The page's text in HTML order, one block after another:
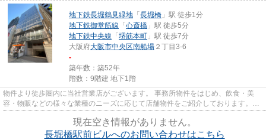
地下鉄長堀鶴見緑地 「長堀橋 」駅 徒歩1分
地下鉄御堂筋線 「心斎橋 」駅 徒歩5分
地下鉄中央線 「堺筋本町 」駅 徒歩7分
大阪府大阪市中央区南船場 ２丁目3-6
-
築年数：築52年
階数：9階建 地下1階
物件より徒歩圏内に当社営業店がございます。 事務所物件をはじめ、飲食・美
容・物販などの様々な業種のニーズに応じて店舗物件をご紹介しております。
尚、弊社ではおとり広告は一切...
現在空き情報がありません。
長堀橋駅前ビルへのお問い合わせはこちら